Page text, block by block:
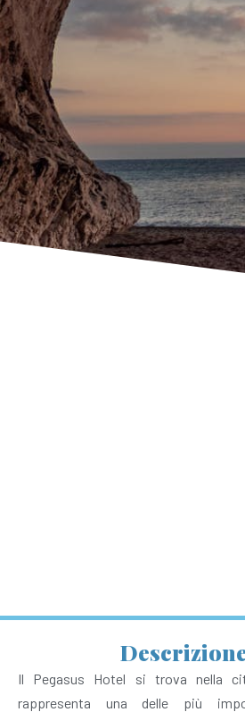
Il Pegasus Hotel si trova nella
rappresenta una delle più